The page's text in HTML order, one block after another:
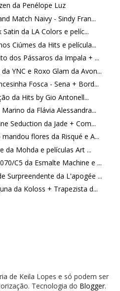
da Penélope Luz
Match Naivy - Sindy Fran...
da LA Colors e pelíc...
Ciúmes da Hits e película...
dos Pássaros da Impala + ...
YNC e Roxo Glam da Avon...
Fosca - Sena + Bord...
da Hits by Gio Antonell...
da Flávia Alessandra...
Seduction da Jade + Com...
flores da Risqué e A...
da Mohda e películas Art ...
C5 da Esmalte Machine e ...
Surpreendente da L'apogée ...
da Koloss + Trapezista d...
de Keila Lopes e só podem ser
Tecnologia do Blogger.